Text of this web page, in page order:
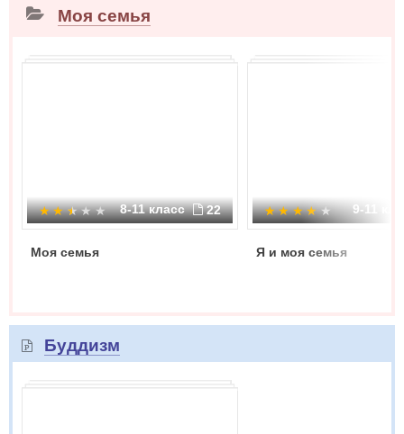
Моя семья
8-11 класс 22
Моя семья
9-11
Я и моя семья
Буддизм